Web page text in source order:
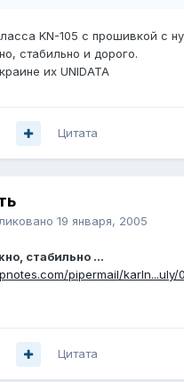
KN-105 c прошивкой с
стабильно и дорого.
их UNIDATA
Цитата
19 января, 2005
стабильно ...
pipermail/karln...uly/
Цитата